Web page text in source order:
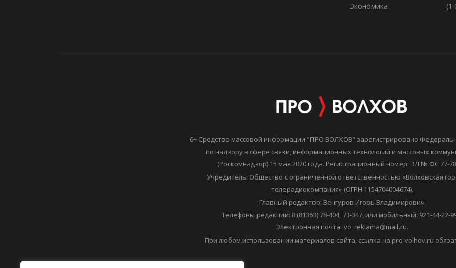
Экономика
(1
6+ Средство массовой информации "ПРО ВОЛХОВ" зарегистрировано
по надзору в сфере связи, информационных технологий и массовых
(Роскомнадзор) 15 мая 2020 года. Регистрационный номер: ЭЛ № ФС 77-
Учредитель: Общество с ограниченной ответственностью «Волховская
телерадиокомпания» (ОГРН 1154704004674).
Главный редактор: Венгуров Игорь Владимирович
Телефоны редакции: 8 (81363) 78-404, 73-347, или мобильный: 921-44-22-
Электронная почта: vo_reklama@mail.ru.
При любом использовании материалов сайта, ссылка на pro-volhov.ru